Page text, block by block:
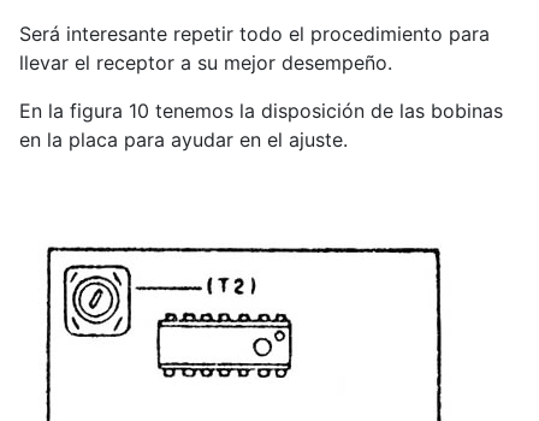
Será interesante repetir todo el procedimiento para
llevar el receptor a su mejor desempeño.
En la figura 10 tenemos la disposición de las bobinas
en la placa para ayudar en el ajuste.